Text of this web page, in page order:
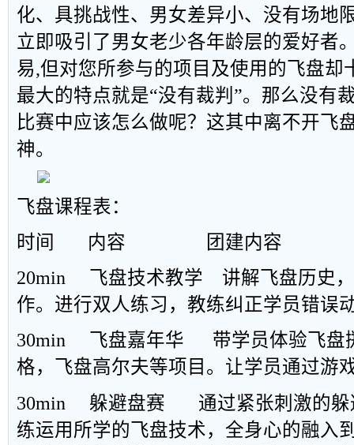
化、具挑战性、男女差异小、没有场地
立即吸引了男女老少各年龄层的爱好者
易,但对您所参与的项目及使用的飞盘却
最大的特点就是“没有裁判”。那么没有
比赛中应该怎么做呢？这其中离不开飞
神。
飞盘课程表：
时间
内容
团建内容
20min
飞盘技术教学
讲解飞盘历史
作。进行双人练习，教练纠正学员错误
30min
飞盘嘉年华
带学员体验飞盘
格，飞盘高尔夫等项目。让学员通过游
30min
躲避盘赛
通过紧张刺激的
练运用所学的飞盘技术，全身心的融入